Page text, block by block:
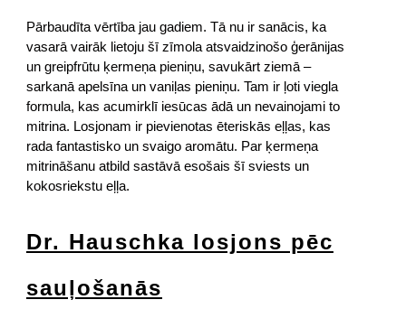
Pārbaudīta vērtība jau gadiem. Tā nu ir sanācis, ka
vasarā vairāk lietoju šī zīmola atsvaidzinošo ģerānijas
un greipfrūtu ķermeņa pieniņu, savukārt ziemā –
sarkanā apelsīna un vaniļas pieniņu. Tam ir ļoti viegla
formula, kas acumirklī iesūcas ādā un nevainojami to
mitrina. Losjonam ir pievienotas ēteriskās eļļas, kas
rada fantastisko un svaigo aromātu. Par ķermeņa
mitrināšanu atbild sastāvā esošais šī sviests un
kokosriekstu eļļa.
Dr. Hauschka losjons pēc
sauļošanās